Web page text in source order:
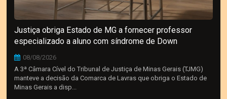
Justiça obriga Estado de MG a fornecer professor
especializado a aluno com síndrome de Down
08/08/2026
A 3ª Câmara Cível do Tribunal de Justiça de Minas Gerais (TJMG)
manteve a decisão da Comarca de Lavras que obriga o Estado de
Minas Gerais a disp...